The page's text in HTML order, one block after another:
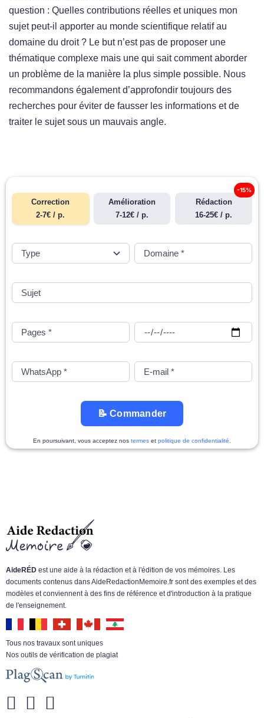
question : Quelles contributions réelles et uniques mon
sujet peut-il apporter au monde scientifique relatif au
domaine du droit ? Le but n’est pas de proposer une
thématique complexe mais une qui sait comment aborder
un problème de la manière la plus simple possible. Nous
recommandons également d’approfondir toujours des
recherches pour éviter de fausser les informations et de
traiter le sujet sous un mauvais angle.
Correction
2-7€ / p.
Amélioration
7-12€ / p.
Rédaction
16-25€ / p.
-15%
📝 Commander
En poursuivant, vous acceptez nos termes et politique de confidentialité
AideRÉD est une aide à la rédaction et à l'édition de vos mémoires. Les
documents contenus dans AideRedactionMemoire.fr sont des exemples et des
modèles et conviennent à des fins de référence et d'introduction à la pratique
de l'enseignement.
Tous nos travaux sont uniques
Nos outils de vérification de plagiat